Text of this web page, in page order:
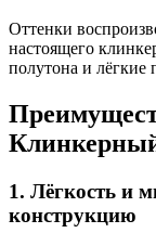
Оттенки
настоящего
полутона и лёгкие
1. Лёгкость и
конструкцию